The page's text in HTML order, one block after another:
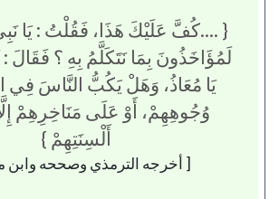
{ ....كُفَّ عَلَيْكَ هَذَا، فَقُلْتُ : يَا نَبِيَّ
لَمُؤَاخَذُونَ بِمَا نَتَكَلَّمُ بِهِ ؟ فَقَالَ
يَا مُعَاذُ، وَهَلْ يَكُبُّ النَّاسَ فِي
وُجُوهِهِمْ، أَوْ عَلَى مَنَاخِرِهِمْ
أَلْسِنَتِهِمْ }
[ أخرجه الترمذي وصححه وابن